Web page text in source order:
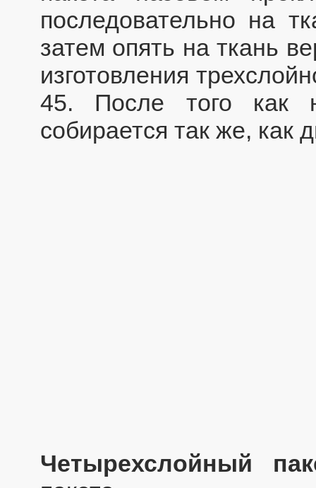
последовательно на
затем опять на ткань
изготовления
45. После того как
собирается так же, как
Четырехслойный